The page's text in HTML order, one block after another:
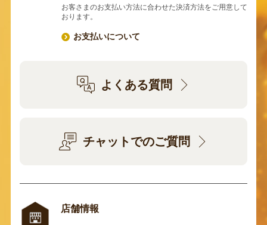
お客さまのお支払い方法に合わせた決済方法をご用意して
おります。
お支払いについて
よくある質問
チャットでのご質問
店舗情報